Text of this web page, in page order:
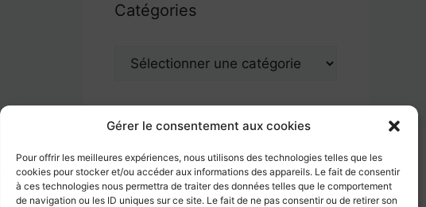
Gérer le consentement aux cookies
Pour offrir les meilleures expériences, nous utilisons des technologies telles que les
cookies pour stocker et/ou accéder aux informations des appareils. Le fait de consentir
à ces technologies nous permettra de traiter des données telles que le comportement
de navigation ou les ID uniques sur ce site. Le fait de ne pas consentir ou de retirer son
Catégories
Catégories